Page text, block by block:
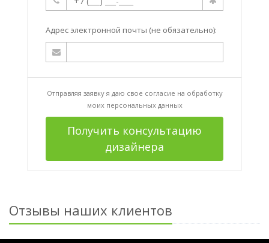
Адрес электронной почты (не обязательно):
Отправляя заявку я даю свое согласие на обработку
моих персональных данных
Получить консультацию
дизайнера
Отзывы наших клиентов